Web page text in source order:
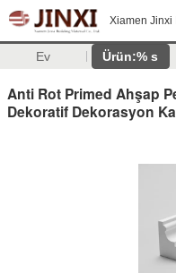
Xiamen Jinxi
Ev Ürün:% s
Anti Rot Primed Ahşap
Dekoratif Dekorasyon